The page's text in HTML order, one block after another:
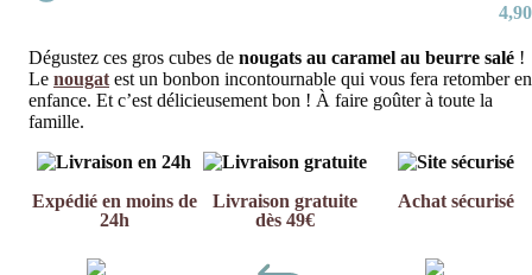
4,90
Dégustez ces gros cubes de nougats au caramel au beurre salé !
Le nougat est un bonbon incontournable qui vous fera retomber en
enfance. Et c’est délicieusement bon ! À faire goûter à toute la
famille.
Expédié en moins de
24h
Livraison gratuite
dès 49€
Achat sécurisé